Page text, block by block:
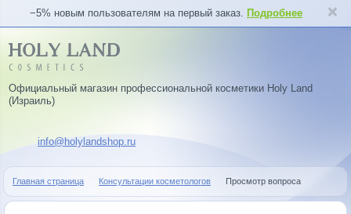
−5% новым пользователям на первый заказ. Подробнее
Официальный магазин профессиональной косметики Holy Land
(Израиль)
info@holylandshop.ru
Главная страница Консультации косметологов Просмотр вопроса